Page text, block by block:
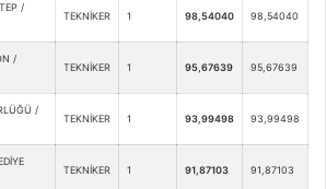
/
TEKNİKER 1 98,54040 98,54040
/
TEKNİKER 1 95,67639 95,67639
/
TEKNİKER 1 93,99498 93,99498
TEKNİKER 1 91,87103 91,87103